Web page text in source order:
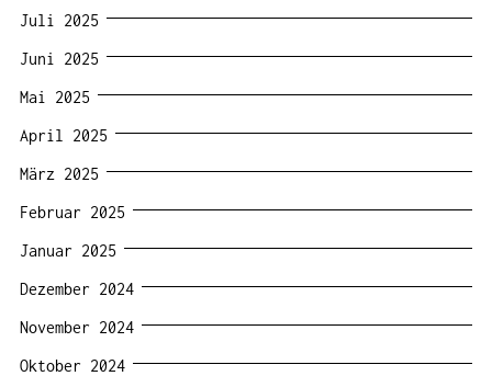
Juli 2025
Juni 2025
Mai 2025
April 2025
März 2025
Februar 2025
Januar 2025
Dezember 2024
November 2024
Oktober 2024